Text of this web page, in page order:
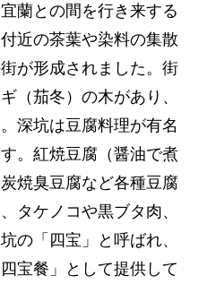
蘭との間を行き来する
近の茶葉や染料の集散
が形成されました。街
（茄冬）の木があり、
深坑は豆腐料理が有名
。紅焼豆腐（醤油で煮
焼臭豆腐など各種豆腐
タケノコや黒ブタ肉、
の「四宝」と呼ばれ、
宝餐」として提供して